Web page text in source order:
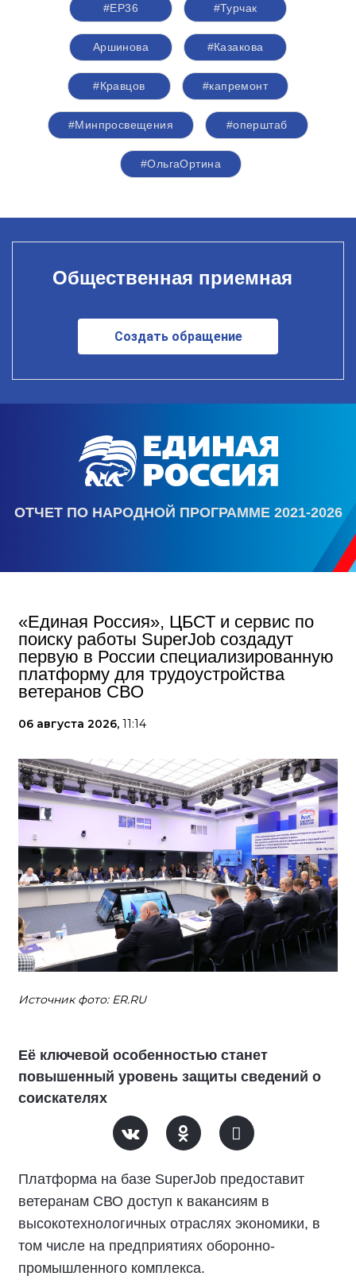
#ЕР36 #Турчак
​​​​​​​Аршинова #Казакова
#Кравцов #капремонт
#Минпросвещения #оперштаб
#ОльгаОртина
Общественная приемная
Создать обращение
ОТЧЕТ ПО НАРОДНОЙ ПРОГРАММЕ 2021-2026
«Единая Россия», ЦБСТ и сервис по
поиску работы SuperJob создадут
первую в России специализированную
платформу для трудоустройства
ветеранов СВО
06 августа 2026, 11:14
Источник фото: ER.RU
Её ключевой особенностью станет
повышенный уровень защиты сведений о
соискателях
Платформа на базе SuperJob предоставит
ветеранам СВО доступ к вакансиям в
высокотехнологичных отраслях экономики, в
том числе на предприятиях оборонно-
промышленного комплекса.